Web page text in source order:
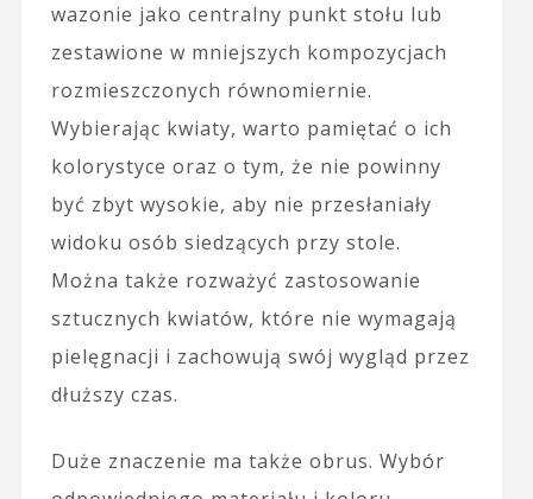
wazonie jako centralny punkt stołu lub
zestawione w mniejszych kompozycjach
rozmieszczonych równomiernie.
Wybierając kwiaty, warto pamiętać o ich
kolorystyce oraz o tym, że nie powinny
być zbyt wysokie, aby nie przesłaniały
widoku osób siedzących przy stole.
Można także rozważyć zastosowanie
sztucznych kwiatów, które nie wymagają
pielęgnacji i zachowują swój wygląd przez
dłuższy czas.
Duże znaczenie ma także obrus. Wybór